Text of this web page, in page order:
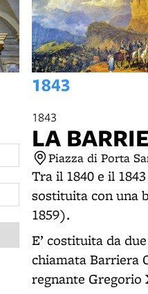
1843
1843
LA
Piazza di Porta
Tra il 1840 e il
sostituita con una
1859).
E’ costituita da
chiamata Barriera
regnante Gregorio